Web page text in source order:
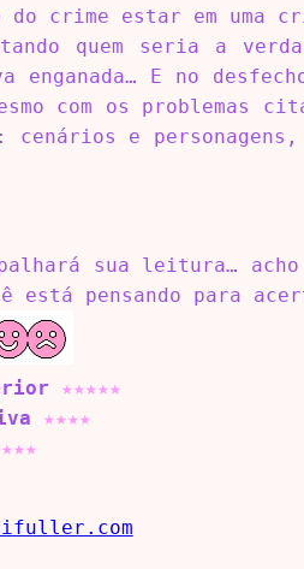
crime estar em uma
quem seria a
E no
com os problemas
e
sua leitura…
está pensando para
★★★★★
★★★★
★★★